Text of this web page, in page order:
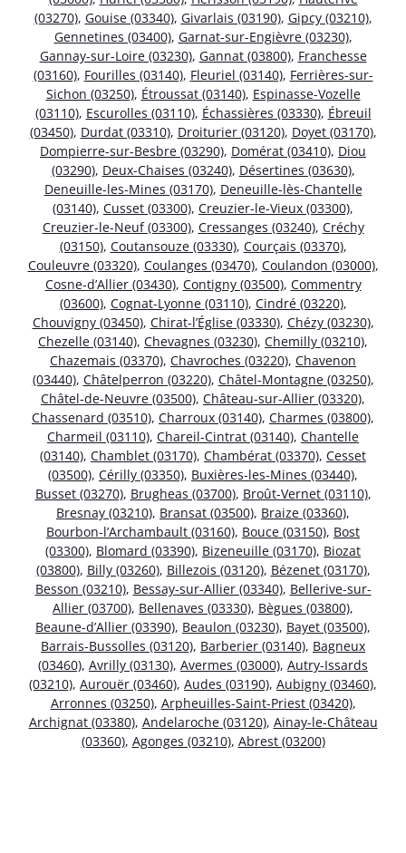
(03270), Gouise (03340), Givarlais (03190), Gipcy (03210),
Gennetines (03400), Garnat-sur-Engièvre (03230),
Gannay-sur-Loire (03230), Gannat (03800), Franchesse
(03160), Fourilles (03140), Fleuriel (03140), Ferrières-sur-
Sichon (03250), Étroussat (03140), Espinasse-Vozelle
(03110), Escurolles (03110), Échassières (03330), Ébreuil
(03450), Durdat (03310), Droiturier (03120), Doyet (03170),
Dompierre-sur-Besbre (03290), Domérat (03410), Diou
(03290), Deux-Chaises (03240), Désertines (03630),
Deneuille-les-Mines (03170), Deneuille-lès-Chantelle
(03140), Cusset (03300), Creuzier-le-Vieux (03300),
Creuzier-le-Neuf (03300), Cressanges (03240), Créchy
(03150), Coutansouze (03330), Courçais (03370),
Couleuvre (03320), Coulanges (03470), Coulandon (03000),
Cosne-d’Allier (03430), Contigny (03500), Commentry
(03600), Cognat-Lyonne (03110), Cindré (03220),
Chouvigny (03450), Chirat-l’Église (03330), Chézy (03230),
Chezelle (03140), Chevagnes (03230), Chemilly (03210),
Chazemais (03370), Chavroches (03220), Chavenon
(03440), Châtelperron (03220), Châtel-Montagne (03250),
Châtel-de-Neuvre (03500), Château-sur-Allier (03320),
Chassenard (03510), Charroux (03140), Charmes (03800),
Charmeil (03110), Chareil-Cintrat (03140), Chantelle
(03140), Chamblet (03170), Chambérat (03370), Cesset
(03500), Cérilly (03350), Buxières-les-Mines (03440),
Busset (03270), Brugheas (03700), Broût-Vernet (03110),
Bresnay (03210), Bransat (03500), Braize (03360),
Bourbon-l’Archambault (03160), Bouce (03150), Bost
(03300), Blomard (03390), Bizeneuille (03170), Biozat
(03800), Billy (03260), Billezois (03120), Bézenet (03170),
Besson (03210), Bessay-sur-Allier (03340), Bellerive-sur-
Allier (03700), Bellenaves (03330), Bègues (03800),
Beaune-d’Allier (03390), Beaulon (03230), Bayet (03500),
Barrais-Bussolles (03120), Barberier (03140), Bagneux
(03460), Avrilly (03130), Avermes (03000), Autry-Issards
(03210), Aurouër (03460), Audes (03190), Aubigny (03460),
Arronnes (03250), Arpheuilles-Saint-Priest (03420),
Archignat (03380), Andelaroche (03120), Ainay-le-Château
(03360), Agonges (03210), Abrest (03200)